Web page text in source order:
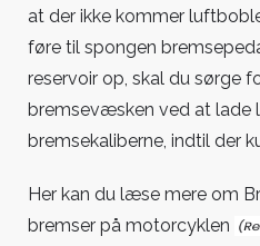
at der ikke kommer
føre til spongen
reservoir op, skal du sørge
bremsevæsken ved at lade
bremsekaliberne, indtil der
Her kan du læse mere om
bremser på motorcyklen